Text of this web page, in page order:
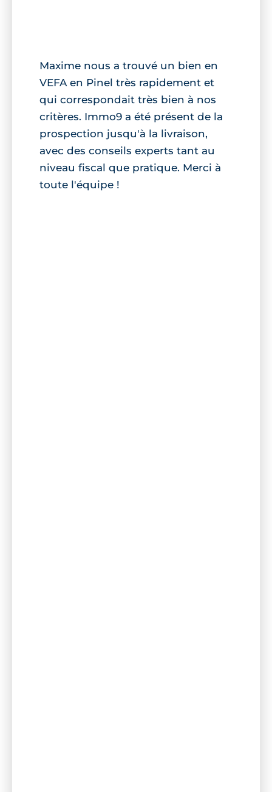
Maxime nous a trouvé un bien en
VEFA en Pinel très rapidement et
qui correspondait très bien à nos
critères. Immo9 a été présent de la
prospection jusqu'à la livraison,
avec des conseils experts tant au
niveau fiscal que pratique. Merci à
toute l'équipe !